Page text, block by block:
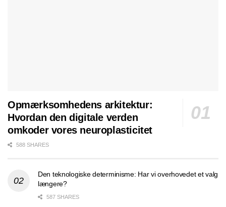
Opmærksomhedens arkitektur:
Hvordan den digitale verden
omkoder vores neuroplasticitet
588 SHARES
Den teknologiske determinisme: Har vi overhovedet et valg
længere?
587 SHARES